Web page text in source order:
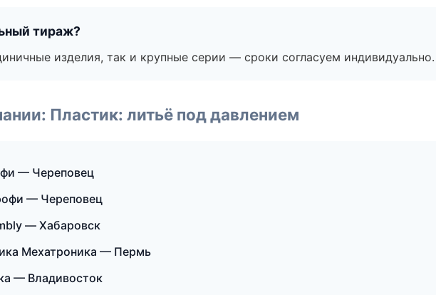
тираж?
изделия, так и крупные серии — сроки согласуем индивидуально.
Пластик: литьё под давлением
— Череповец
— Череповец
— Хабаровск
Мехатроника — Пермь
— Владивосток